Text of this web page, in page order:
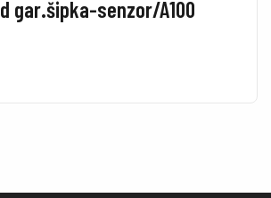
gar.šipka-senzor/A100